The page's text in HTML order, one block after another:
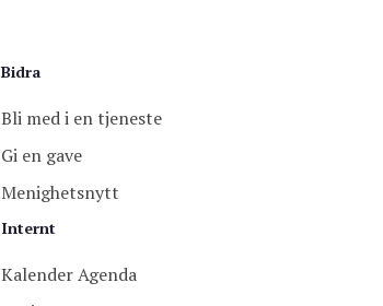
Bidra
Bli med i en tjeneste
Gi en gave
Menighetsnytt
Internt
Kalender Agenda